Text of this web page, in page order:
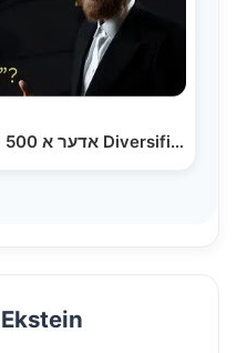
Yiddish Episode 128: “S&P 500 אדער א Diversified Portfolio”?